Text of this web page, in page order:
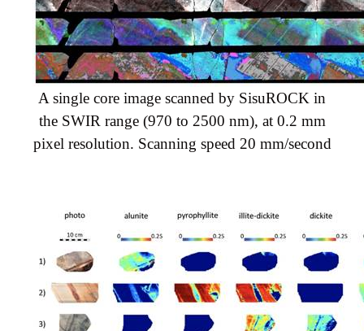
A single core image scanned by SisuROCK in
the SWIR range (970 to 2500 nm), at 0.2 mm
pixel resolution. Scanning speed 20 mm/second